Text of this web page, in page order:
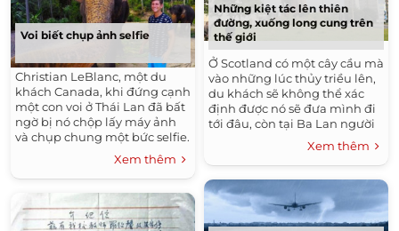
Voi biết chụp ảnh selfie
Christian LeBlanc, một du
khách Canada, khi đứng cạnh
một con voi ở Thái Lan đã bất
ngờ bị nó chộp lấy máy ảnh
và chụp chung một bức selfie.
Xem thêm
Những kiệt tác lên thiên
đường, xuống long cung trên
thế giới
Ở Scotland có một cây cầu mà
vào những lúc thủy triều lên,
du khách sẽ không thể xác
định được nó sẽ đưa mình đi
tới đâu, còn tại Ba Lan người
ta xây dựng hẳn một chuyến
tàu đi thẳng lên trời xanh.
Xem thêm